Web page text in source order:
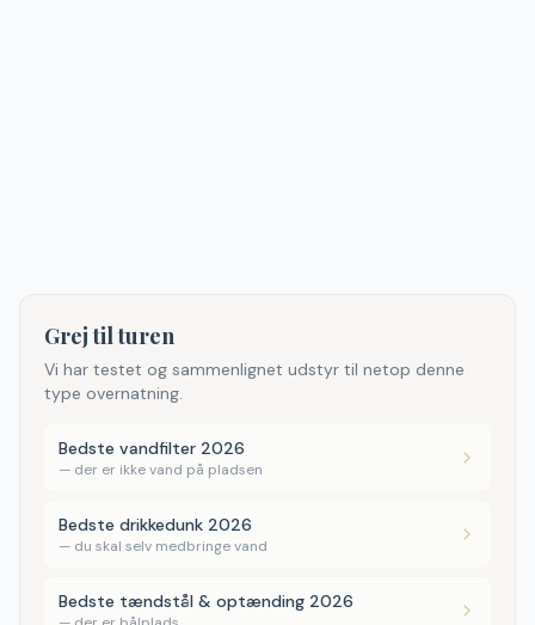
Grej til turen
Vi har testet og sammenlignet udstyr til netop denne
type overnatning.
Bedste vandfilter 2026
— der er ikke vand på pladsen
Bedste drikkedunk 2026
— du skal selv medbringe vand
Bedste tændstål & optænding 2026